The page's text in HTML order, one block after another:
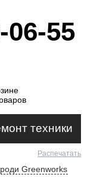
06-55
техники
Распечатать
Greenworks